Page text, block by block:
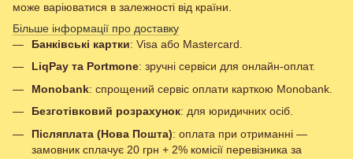
може варіюватися в залежності від країни.
Більше інформації про доставку
Банківські картки: Visa або Mastercard.
LiqPay та Portmone: зручні сервіси для онлайн-оплат.
Monobank: спрощений сервіс оплати карткою Monobank.
Безготівковий розрахунок: для юридичних осіб.
Післяплата (Нова Пошта): оплата при отриманні —
замовник сплачує 20 грн + 2% комісії перевізника за